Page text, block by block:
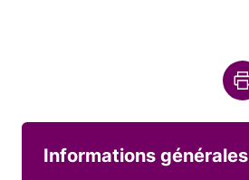
Informations générales